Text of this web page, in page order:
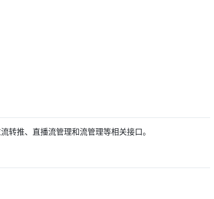
推、直播流管理和流管理等相关接口。